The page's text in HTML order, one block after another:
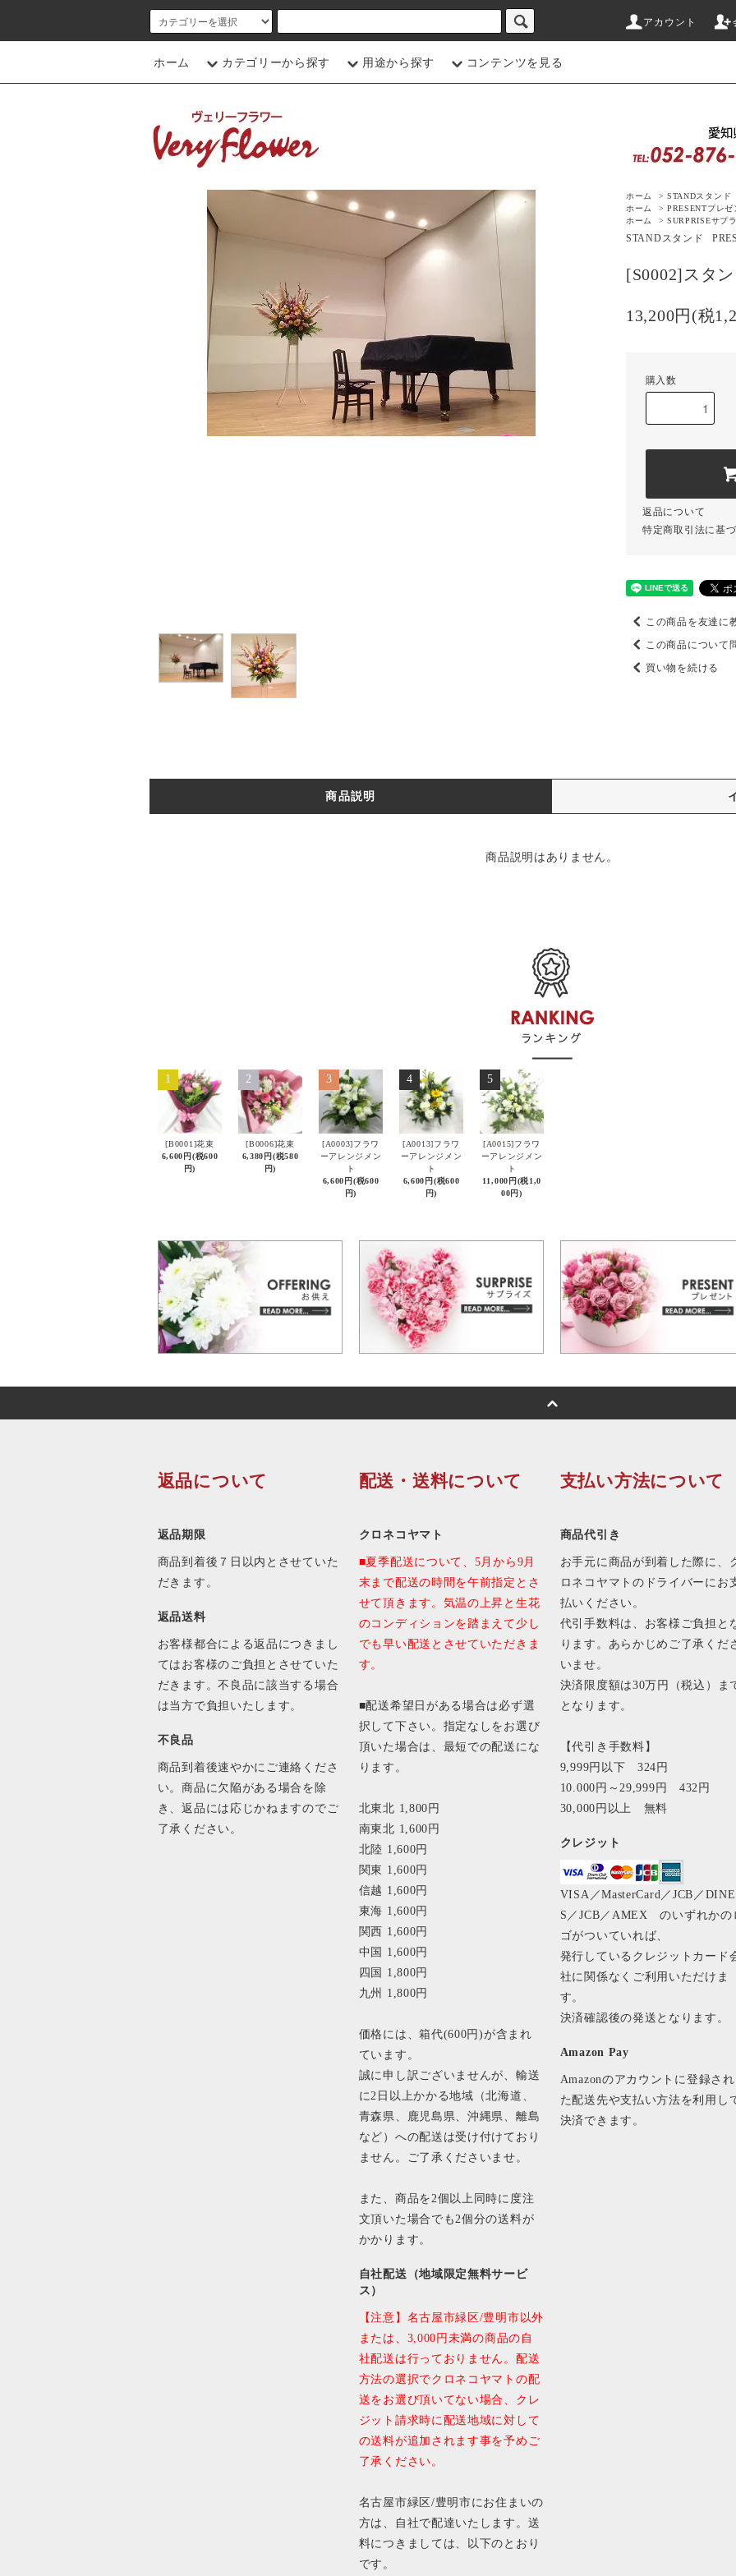
アカウント
ホーム カテゴリーから探す 用途から探す コンテンツを見る
ホーム > STANDスタンド
ホーム
> PRESENTプレゼ
ホーム
> SURPRISEサプ
STANDスタンド
[S0002]スタ
13,200円(税
購入数
返品について
特定商取引法に基
この商品を友達に
この商品について
買い物を続ける
商品説明
商品説明はありません。
1
[B0001]花束
6,600円(税600
円)
2
[B0006]花束
6,380円(税580
円)
3
[A0003]フラワ
ーアレンジメン
ト
6,600円(税600
円)
4
[A0013]フラワ
ーアレンジメン
ト
6,600円(税600
円)
5
[A0015]フラワ
ーアレンジメン
ト
11,000円(税1,0
00円)
返品について
返品期限
商品到着後７日以内とさせていた
だきます。
返品送料
お客様都合による返品につきまし
てはお客様のご負担とさせていた
だきます。不良品に該当する場合
は当方で負担いたします。
不良品
商品到着後速やかにご連絡くださ
い。商品に欠陥がある場合を除
き、返品には応じかねますのでご
了承ください。
配送・送料について
クロネコヤマト
■夏季配送について、5月から9月
末まで配送の時間を午前指定とさ
せて頂きます。気温の上昇と生花
のコンディションを踏まえて少し
でも早い配送とさせていただきま
す。
■配送希望日がある場合は必ず選
択して下さい。指定なしをお選び
頂いた場合は、最短での配送にな
ります。
北東北 1,800円
南東北 1,600円
北陸 1,600円
関東 1,600円
信越 1,600円
東海 1,600円
関西 1,600円
中国 1,600円
四国 1,800円
九州 1,800円
価格には、箱代(600円)が含まれ
ています。
誠に申し訳ございませんが、輸送
に2日以上かかる地域（北海道、
青森県、鹿児島県、沖縄県、離島
など）への配送は受け付けており
ません。ご了承くださいませ。
また、商品を2個以上同時に度注
文頂いた場合でも2個分の送料が
かかります。
自社配送（地域限定無料サービ
ス）
【注意】名古屋市緑区/豊明市以外
または、3,000円未満の商品の自
社配送は行っておりません。配送
方法の選択でクロネコヤマトの配
送をお選び頂いてない場合、クレ
ジット請求時に配送地域に対して
の送料が追加されます事を予めご
了承ください。
名古屋市緑区/豊明市にお住まいの
方は、自社で配達いたします。送
料につきましては、以下のとおり
です。
支払い方法について
商品代引き
お手元に商品が到着した際に、
ロネコヤマトのドライバーにお
払いください。
代引手数料は、お客様ご負担と
ります。あらかじめご了承くだ
いませ。
決済限度額は30万円（税込）ま
となります。
【代引き手数料】
9,999円以下 324円
10.000円～29,999円 432円
30,000円以上 無料
クレジット
VISA／MasterCard／JCB／
S／JCB／AMEX のいずれかの
ゴがついていれば、
発行しているクレジットカード
社に関係なくご利用いただけま
す。
決済確認後の発送となります。
Amazon Pay
Amazonのアカウントに登録され
た配送先や支払い方法を利用し
決済できます。